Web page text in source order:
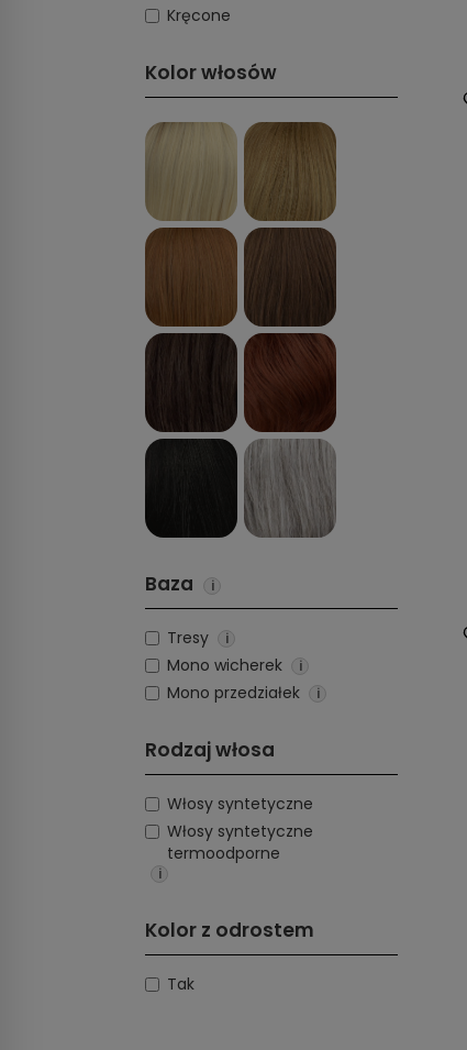
Kręcone
Kolor włosów
Baza i
Tresy i
Mono wicherek i
Mono przedziałek i
Rodzaj włosa
Włosy syntetyczne
Włosy syntetyczne
termoodporne
i
Kolor z odrostem
Tak